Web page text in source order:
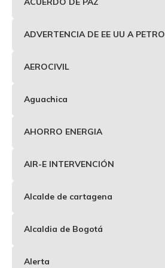
ADVERTENCIA DE EE UU A PETRO
AEROCIVIL
Aguachica
AHORRO ENERGIA
AIR-E INTERVENCIÓN
Alcalde de cartagena
Alcaldia de Bogotá
Alerta